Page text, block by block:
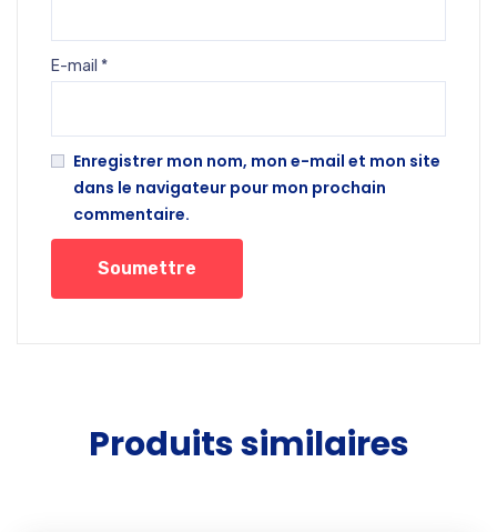
E-mail *
Enregistrer mon nom, mon e-mail et mon site
dans le navigateur pour mon prochain
commentaire.
Produits similaires